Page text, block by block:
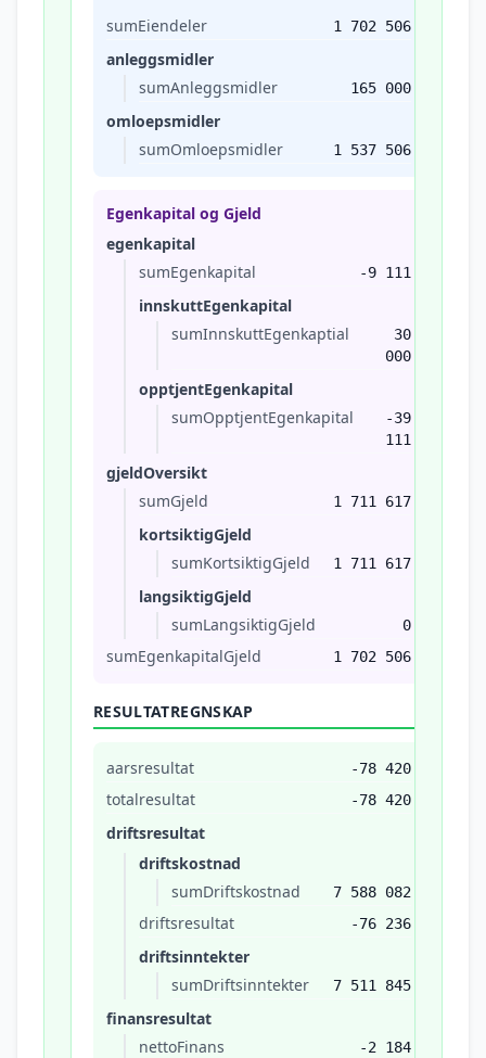
sumEiendeler
1 702 506
anleggsmidler
sumAnleggsmidler
165 000
omloepsmidler
sumOmloepsmidler
1 537 506
Egenkapital og Gjeld
egenkapital
sumEgenkapital
-9 111
innskuttEgenkapital
sumInnskuttEgenkaptial
30
000
opptjentEgenkapital
sumOpptjentEgenkapital
-39
111
gjeldOversikt
sumGjeld
1 711 617
kortsiktigGjeld
sumKortsiktigGjeld
1 711 617
langsiktigGjeld
sumLangsiktigGjeld
0
sumEgenkapitalGjeld 1 702 506
RESULTATREGNSKAP
aarsresultat -78 420
totalresultat -78 420
driftsresultat
driftskostnad
sumDriftskostnad
7 588 082
driftsresultat -76 236
driftsinntekter
sumDriftsinntekter
7 511 845
finansresultat
nettoFinans
-2 184